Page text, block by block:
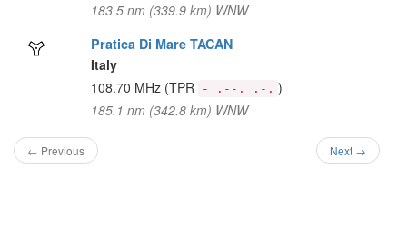
183.5 nm (339.9 km) WNW
Pratica Di Mare TACAN
Italy
108.70 MHz (TPR - .--. .-. )
185.1 nm (342.8 km) WNW
← Previous Next →